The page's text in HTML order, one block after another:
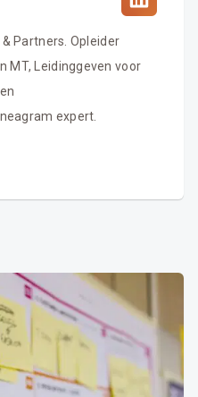
Partners. Opleider
MT, Leidinggeven voor
expert.